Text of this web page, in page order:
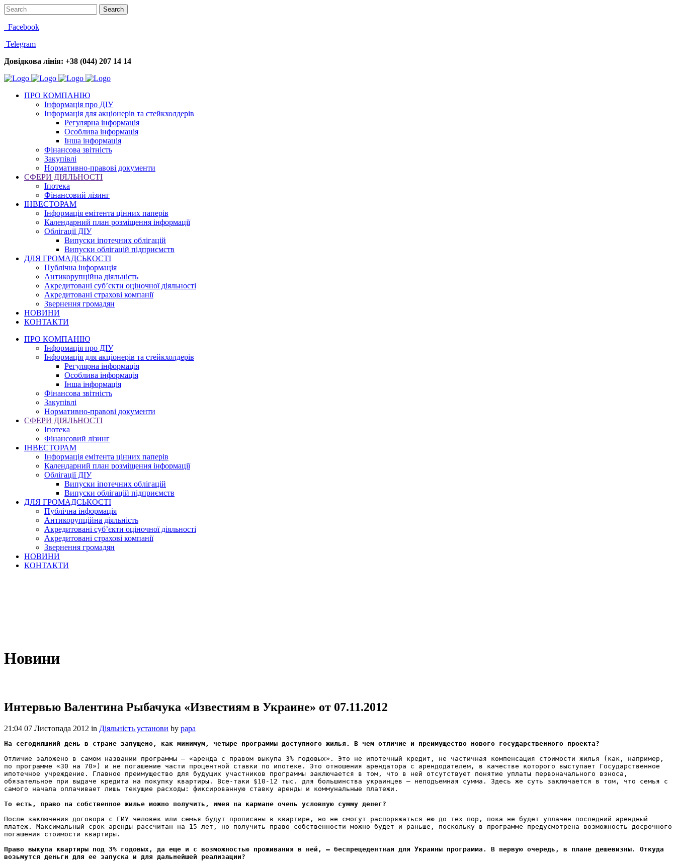
Facebook
Telegram
Довідкова лінія: +38 (044) 207 14 14
ПРО КОМПАНІЮ
Інформація про ДІУ
Інформація для акціонерів та стейкхолдерів
Регулярна інформація
Особлива інформація
Інша інформація
Фінансова звітність
Закупівлі
Нормативно-правові документи
СФЕРИ ДІЯЛЬНОСТІ
Іпотека
Фінансовий лізинг
ІНВЕСТОРАМ
Інформація емітента цінних паперів
Календарний план розміщення інформації
Облігації ДІУ
Випуски іпотечних облігацій
Випуски облігацій підприємств
ДЛЯ ГРОМАДСЬКОСТІ
Публічна інформація
Антикорупційна діяльність
Акредитовані суб’єкти оціночної діяльності
Акредитовані страхові компанії
Звернення громадян
НОВИНИ
КОНТАКТИ
ПРО КОМПАНІЮ
Інформація про ДІУ
Інформація для акціонерів та стейкхолдерів
Регулярна інформація
Особлива інформація
Інша інформація
Фінансова звітність
Закупівлі
Нормативно-правові документи
СФЕРИ ДІЯЛЬНОСТІ
Іпотека
Фінансовий лізинг
ІНВЕСТОРАМ
Інформація емітента цінних паперів
Календарний план розміщення інформації
Облігації ДІУ
Випуски іпотечних облігацій
Випуски облігацій підприємств
ДЛЯ ГРОМАДСЬКОСТІ
Публічна інформація
Антикорупційна діяльність
Акредитовані суб’єкти оціночної діяльності
Акредитовані страхові компанії
Звернення громадян
НОВИНИ
КОНТАКТИ
Новини
Интервью Валентина Рыбачука «Известиям в Украине» от 07.11.2012
21:04 07 Листопада 2012 in Діяльність установи by papa
На сегодняшний день в стране запущено, как минимум, четыре программы доступного жилья. В чем отличие и преимущество нового государственного проекта?
Отличие заложено в самом названии программы – «аренда с правом выкупа 3% годовых». Это не ипотечный кредит, не частичная компенсация стоимости жилья (как, например,
по программе «30 на 70») и не погашение части процентной ставки по ипотеке. Это отношения арендатора с арендодателем, в качестве которого выступает Государственное
ипотечное учреждение. Главное преимущество для будущих участников программы заключается в том, что в ней отсутствует понятие уплаты первоначального взноса,
обязательное при выдаче кредита на покупку квартиры. Все-таки $10-12 тыс. для большинства украинцев – неподъемная сумма. Здесь же суть заключается в том, что семья с
самого начала оплачивает лишь текущие расходы: фиксированную ставку аренды и коммунальные платежи.
То есть, право на собственное жилье можно получить, имея на кармане очень условную сумму денег?
После заключения договора с ГИУ человек или семья будут прописаны в квартире, но не смогут распоряжаться ею до тех пор, пока не будет уплачен последний арендный
платеж. Максимальный срок аренды рассчитан на 15 лет, но получить право собственности можно будет и раньше, поскольку в программе предусмотрена возможность досрочного
погашения стоимости квартиры.
Право выкупа квартиры под 3% годовых, да еще и с возможностью проживания в ней, – беспрецедентная для Украины программа. В первую очередь, в плане дешевизны. Откуда
возьмутся деньги для ее запуска и для дальнейшей реализации?